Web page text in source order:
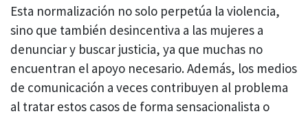
Esta normalización no solo perpetúa la violencia,
sino que también desincentiva a las mujeres a
denunciar y buscar justicia, ya que muchas no
encuentran el apoyo necesario. Además, los medios
de comunicación a veces contribuyen al problema
al tratar estos casos de forma sensacionalista o